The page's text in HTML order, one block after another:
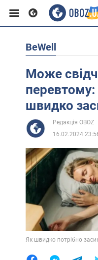
Європа
США
Африка
Життя
Лайфхаки
BeWell
Може
швидко
Редакція OBOZ
16.02.2024
Як швидко потрібно